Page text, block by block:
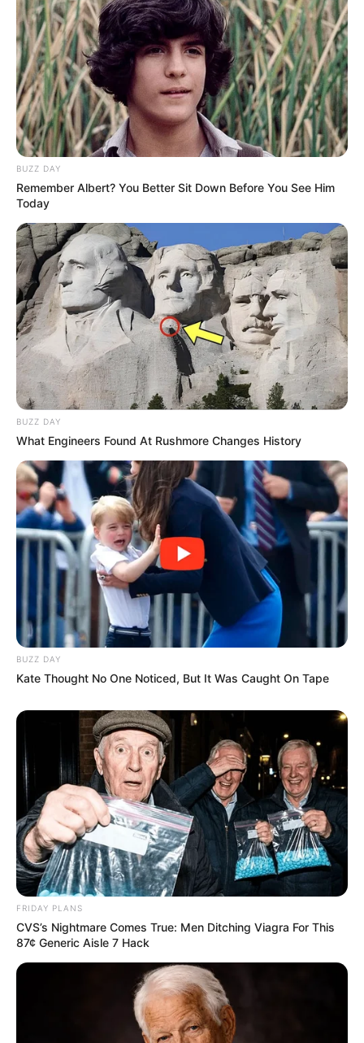
BUZZ DAY
Remember Albert? You Better Sit Down Before You See Him
Today
BUZZ DAY
What Engineers Found At Rushmore Changes History
BUZZ DAY
Kate Thought No One Noticed, But It Was Caught On Tape
FRIDAY PLANS
CVS’s Nightmare Comes True: Men Ditching Viagra For This
87¢ Generic Aisle 7 Hack